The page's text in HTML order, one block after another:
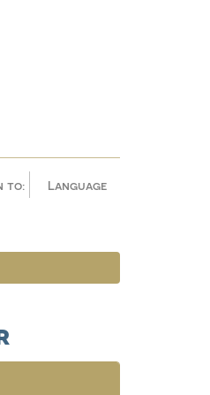
Language
to: